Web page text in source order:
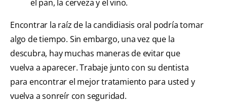
el pan, la cerveza y el vino.
Encontrar la raíz de la candidiasis oral podría tomar
algo de tiempo. Sin embargo, una vez que la
descubra, hay muchas maneras de evitar que
vuelva a aparecer. Trabaje junto con su dentista
para encontrar el mejor tratamiento para usted y
vuelva a sonreír con seguridad.